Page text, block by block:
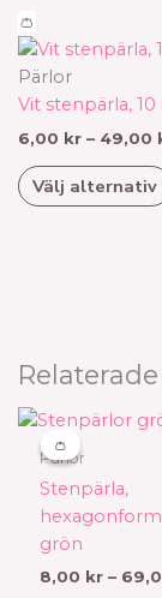
👛
Pärlor
Vit stenpärla,
6,00 kr – 49,00
Välj alternativ
👛
👛
Pärlor
Stenpärla,
grön
8,00 kr –
Den
här
har
flera
varianter.
De